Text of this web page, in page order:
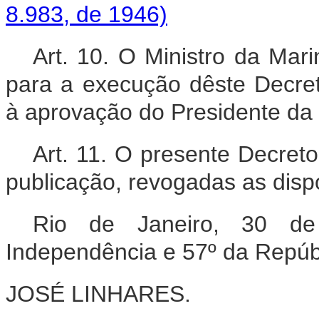
8.983, de 1946)
Art. 10. O Ministro da
para a execução dêste
à aprovação do Presidente
Art. 11. O presente
publicação, revogadas as
Rio de Janeiro, 30
Independência e 57º da
JOSÉ LINHARES.